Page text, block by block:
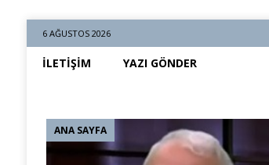
6 AĞUSTOS 2026
İLETIŞIM YAZI GÖNDER
ANA SAYFA